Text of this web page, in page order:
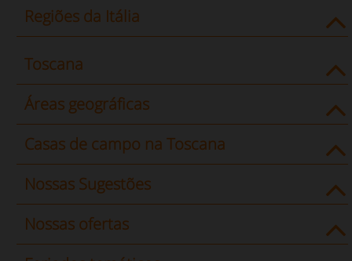
Regiões da Itália
Toscana
Áreas geográficas
Casas de campo na Toscana
Nossas Sugestões
Nossas ofertas